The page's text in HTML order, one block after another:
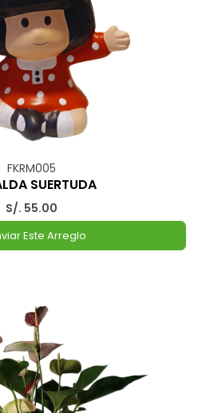
FKRM005
SUERTUDA
S/. 55.00
Este Arreglo